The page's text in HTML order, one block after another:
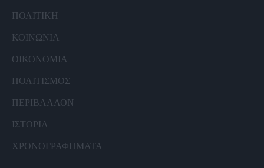
ΠΟΛΙΤΙΚΗ
ΚΟΙΝΩΝΙΑ
ΟΙΚΟΝΟΜΙΑ
ΠΟΛΙΤΙΣΜΟΣ
ΠΕΡΙΒΑΛΛΟΝ
ΙΣΤΟΡΙΑ
ΧΡΟΝΟΓΡΑΦΗΜΑΤΑ